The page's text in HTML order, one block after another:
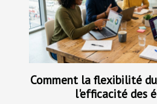
Comment la flexibilité
l'efficacité des